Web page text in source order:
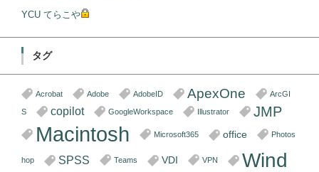
YCU てらこや
タグ
Acrobat Adobe AdobeID ApexOne ArcGI
S copilot GoogleWorkspace Illustrator JMP
Macintosh Microsoft365 office Photos
hop SPSS Teams VDI VPN
Wind